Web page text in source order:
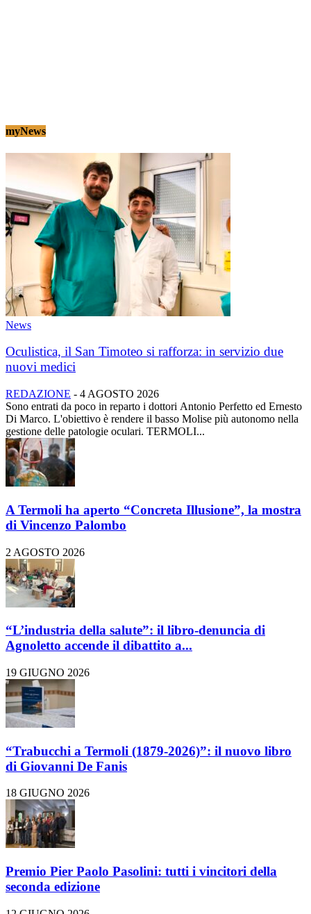
myNews
News
Oculistica, il San Timoteo si rafforza: in servizio due
nuovi medici
REDAZIONE - 4 AGOSTO 2026
Sono entrati da poco in reparto i dottori Antonio Perfetto ed Ernesto
Di Marco. L'obiettivo è rendere il basso Molise più autonomo nella
gestione delle patologie oculari. TERMOLI...
A Termoli ha aperto “Concreta Illusione”, la mostra
di Vincenzo Palombo
2 AGOSTO 2026
“L’industria della salute”: il libro-denuncia di
Agnoletto accende il dibattito a...
19 GIUGNO 2026
“Trabucchi a Termoli (1879-2026)”: il nuovo libro
di Giovanni De Fanis
18 GIUGNO 2026
Premio Pier Paolo Pasolini: tutti i vincitori della
seconda edizione